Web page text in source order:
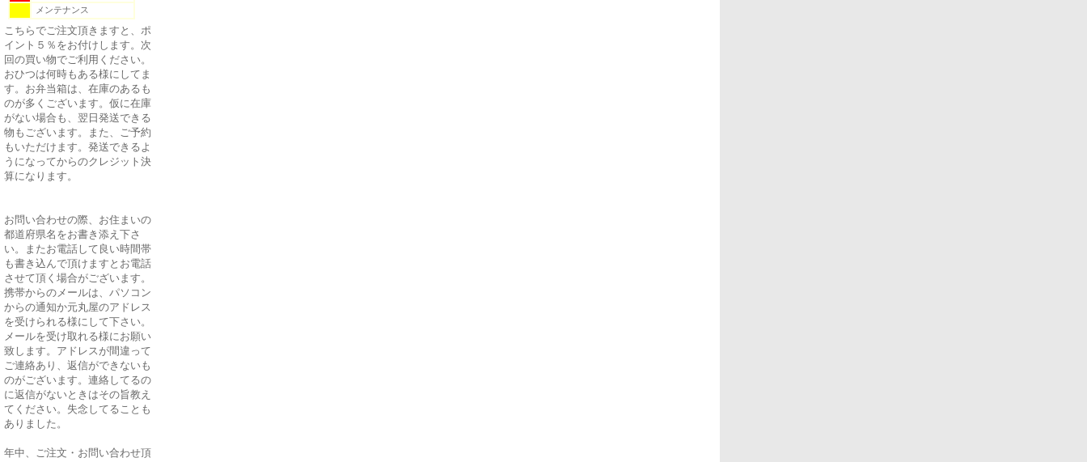
メンテナンス
こちらでご注文頂きますと、ポ
イント５％をお付けします。次
回の買い物でご利用ください。
おひつは何時もある様にしてま
す。お弁当箱は、在庫のあるも
のが多くございます。仮に在庫
がない場合も、翌日発送できる
物もございます。また、ご予約
もいただけます。発送できるよ
うになってからのクレジット決
算になります。
お問い合わせの際、お住まいの
都道府県名をお書き添え下さ
い。またお電話して良い時間帯
も書き込んで頂けますとお電話
させて頂く場合がございます。
携帯からのメールは、パソコン
からの通知か元丸屋のアドレス
を受けられる様にして下さい。
メールを受け取れる様にお願い
致します。アドレスが間違って
ご連絡あり、返信ができないも
のがございます。連絡してるの
に返信がないときはその旨教え
てください。失念してることも
ありました。
年中、ご注文・お問い合わせ頂